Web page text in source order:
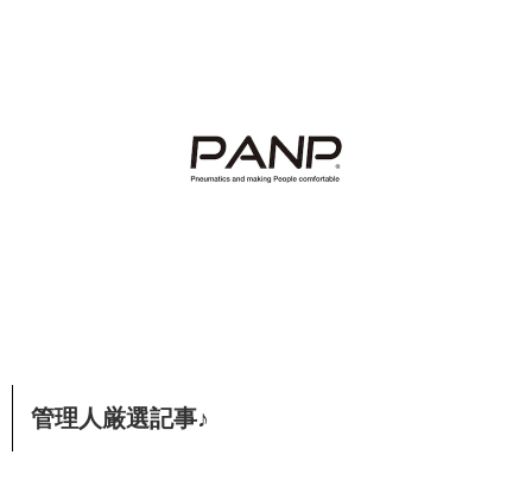
管理人厳選記事♪